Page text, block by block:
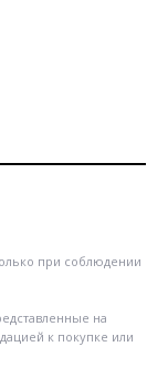
при соблюдении
на
к покупке или